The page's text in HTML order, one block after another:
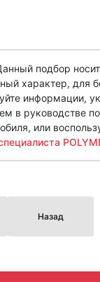
подбор
характер, для
информации,
в руководстве
или
Назад